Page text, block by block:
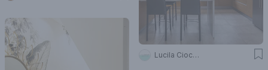
Lucila Ciocchini Arquitectura